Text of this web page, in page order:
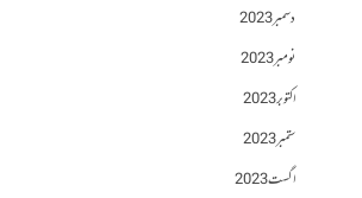
دسمبر 2023
نومبر 2023
اکتوبر 2023
ستمبر 2023
اگست 2023